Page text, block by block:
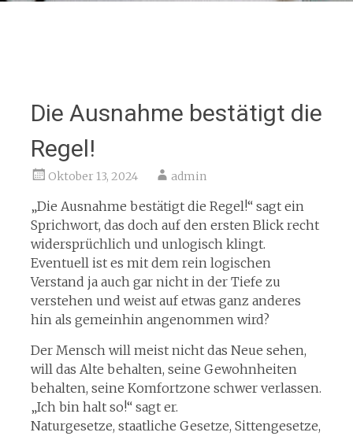
Die Ausnahme bestätigt die
Regel!
Oktober 13, 2024 admin
„Die Ausnahme bestätigt die Regel!“ sagt ein
Sprichwort, das doch auf den ersten Blick recht
widersprüchlich und unlogisch klingt.
Eventuell ist es mit dem rein logischen
Verstand ja auch gar nicht in der Tiefe zu
verstehen und weist auf etwas ganz anderes
hin als gemeinhin angenommen wird?
Der Mensch will meist nicht das Neue sehen,
will das Alte behalten, seine Gewohnheiten
behalten, seine Komfortzone schwer verlassen.
„Ich bin halt so!“ sagt er.
Naturgesetze, staatliche Gesetze, Sittengesetze,